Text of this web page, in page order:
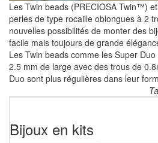
Les Twin beads (PRECIOSA Twin™)
perles de type rocaille oblongues à 2
nouvelles possibilités de monter des
facile mais toujours de grande
Les Twin beads comme les Super
2.5 mm de large avec des trous de
Duo sont plus régulières dans leur
Bijoux en kits